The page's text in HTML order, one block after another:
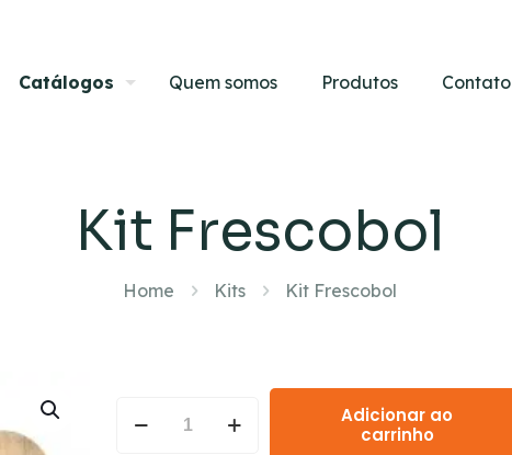
Catálogos Quem somos Produtos Contato
Kit Frescobol
Home Kits Kit Frescobol
Adicionar ao
carrinho